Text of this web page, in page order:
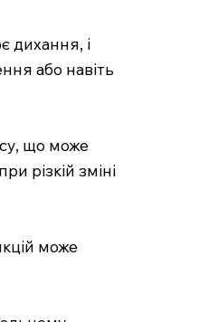
дихання, і
або навіть
що може
різкій зміні
може